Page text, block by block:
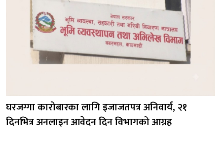
घरजग्गा कारोबारका लागि इजाजतपत्र अनिवार्य, २१
दिनभित्र अनलाइन आवेदन दिन विभागको आग्रह